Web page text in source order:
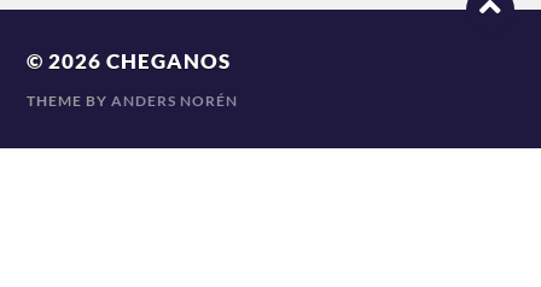
© 2026CHEGANOS
THEME BYANDERS NORÉN